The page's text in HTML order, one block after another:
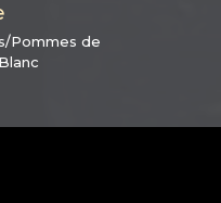
Pommes de